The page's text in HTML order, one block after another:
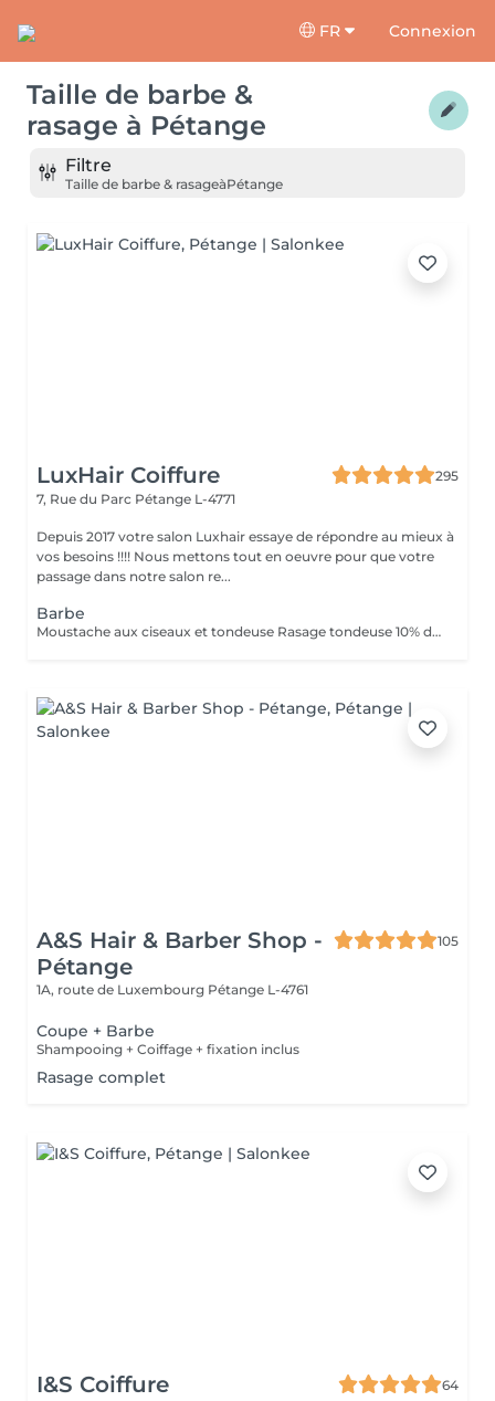
FR Connexion
Taille de barbe &
rasage à Pétange
Filtre
Taille de barbe & rasageàPétange
LuxHair Coiffure
295
7, Rue du Parc Pétange L-4771
Depuis 2017 votre salon Luxhair essaye de répondre au mieux à
vos besoins !!!! Nous mettons tout en oeuvre pour que votre
passage dans notre salon re...
Barbe
Moustache aux ciseaux et tondeuse Rasage tondeuse 10% de remise pour les étudiants.
A&S Hair & Barber Shop -
Pétange
105
1A, route de Luxembourg Pétange L-4761
Coupe + Barbe
Shampooing + Coiffage + fixation inclus
Rasage complet
I&S Coiffure
64